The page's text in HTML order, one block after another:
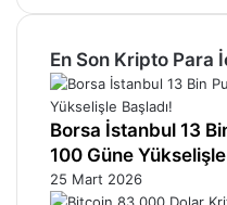
En Son Kripto Para
Borsa İstanbul 13
100 Güne Yükselişle
25 Mart 2026